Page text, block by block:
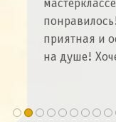
приятная и
на душе!